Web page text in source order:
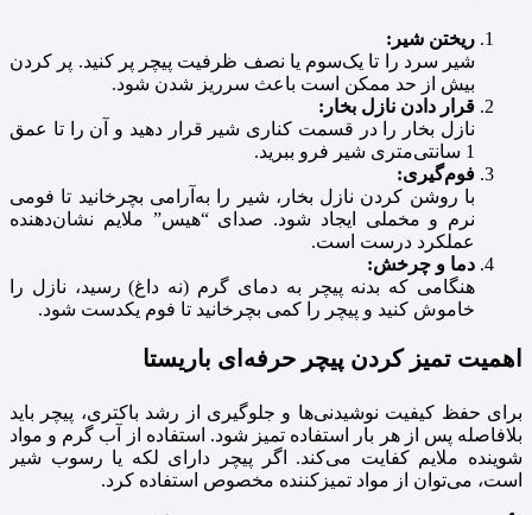
ریختن شیر:
شیر سرد را تا یک‌سوم یا نصف ظرفیت پیچر پر کنید. پر کردن
بیش از حد ممکن است باعث سرریز شدن شود.
قرار دادن نازل بخار:
نازل بخار را در قسمت کناری شیر قرار دهید و آن را تا عمق
1 سانتی‌متری شیر فرو ببرید.
فوم‌گیری:
با روشن کردن نازل بخار، شیر را به‌آرامی بچرخانید تا فومی
نرم و مخملی ایجاد شود. صدای “هیس” ملایم نشان‌دهنده
عملکرد درست است.
دما و چرخش:
هنگامی که بدنه پیچر به دمای گرم (نه داغ) رسید، نازل را
خاموش کنید و پیچر را کمی بچرخانید تا فوم یکدست شود.
اهمیت تمیز کردن پیچر حرفه‌ای باریستا
برای حفظ کیفیت نوشیدنی‌ها و جلوگیری از رشد باکتری، پیچر باید
بلافاصله پس از هر بار استفاده تمیز شود. استفاده از آب گرم و مواد
شوینده ملایم کفایت می‌کند. اگر پیچر دارای لکه یا رسوب شیر
است، می‌توان از مواد تمیزکننده مخصوص استفاده کرد.